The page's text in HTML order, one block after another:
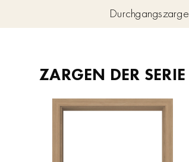
Durchgangszarge
ZARGEN DER SERIE